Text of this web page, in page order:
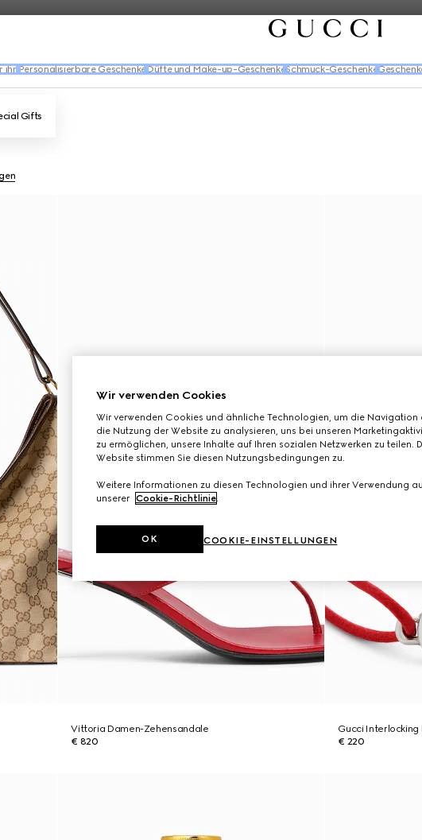
ihn Personalisierbare Geschenke Düfte und Make-up-GeschenkeSchmuck-Geschenke
Gifts
Vittoria Damen-Zehensandale
€ 820
Gucci
€ 220
Wir verwenden Cookies
Wir verwenden Cookies und ähnliche Technologien, um die Navigation
die Nutzung der Website zu analysieren, uns bei unseren
zu ermöglichen, unsere Inhalte auf Ihren sozialen Netzwerken zu teilen.
Website stimmen Sie diesen Nutzungsbedingungen zu.
Weitere Informationen zu diesen Technologien und ihrer Verwendung
unserer Cookie-Richtlinie.
COOKIE-EINSTELLUNGEN
OK